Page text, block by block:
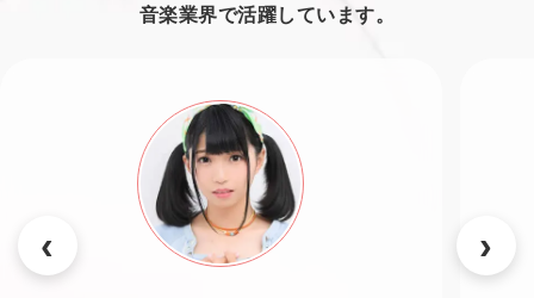
音楽業界で活躍しています。